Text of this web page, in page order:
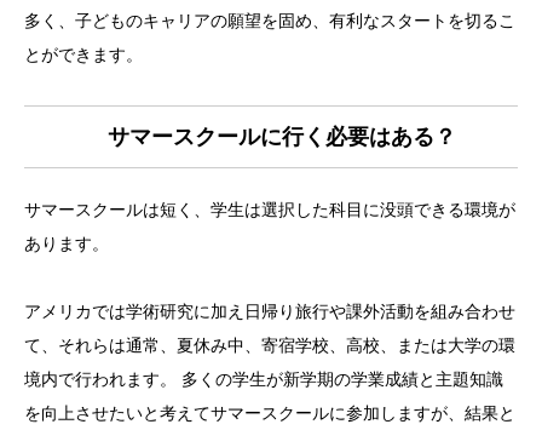
多く、子どものキャリアの願望を固め、有利なスタートを切るこ
とができます。
サマースクールに行く必要はある？
サマースクールは短く、学生は選択した科目に没頭できる環境が
あります。
アメリカでは学術研究に加え日帰り旅行や課外活動を組み合わせ
て、それらは通常、夏休み中、寄宿学校、高校、または大学の環
境内で行われます。 多くの学生が新学期の学業成績と主題知識
を向上させたいと考えてサマースクールに参加しますが、結果と